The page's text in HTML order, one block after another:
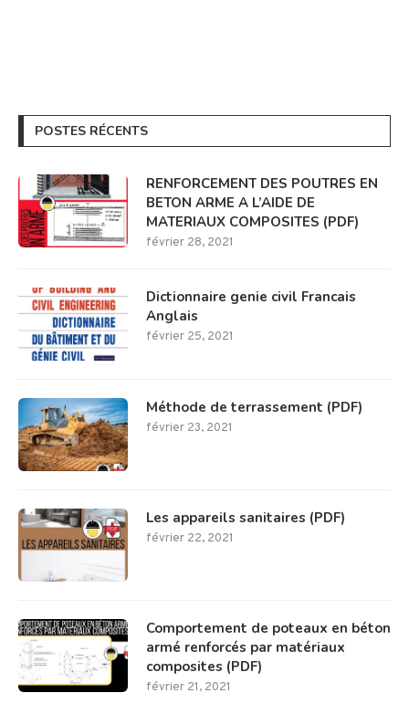
POSTES RÉCENTS
RENFORCEMENT DES POUTRES EN
BETON ARME A L’AIDE DE
MATERIAUX COMPOSITES (PDF)
février 28, 2021
Dictionnaire genie civil Francais
Anglais
février 25, 2021
Méthode de terrassement (PDF)
février 23, 2021
Les appareils sanitaires (PDF)
février 22, 2021
Comportement de poteaux en béton
armé renforcés par matériaux
composites (PDF)
février 21, 2021